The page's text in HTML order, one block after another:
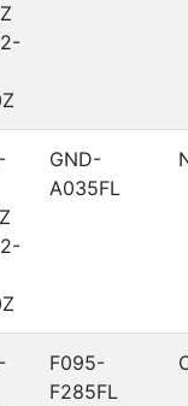
GND-
A035FL
F095-
F285FL